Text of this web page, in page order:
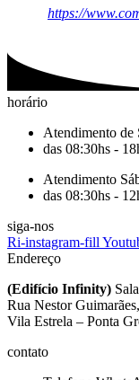
https://
horário
Atendimento de
das 08:30hs -
Atendimento
das 08:30hs -
siga-nos
Ri-instagram-fill
Endereço
(Edifício Infinity)
Rua Nestor
Vila Estrela – Ponta
contato